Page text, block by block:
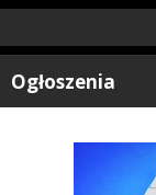
Ogłoszenia